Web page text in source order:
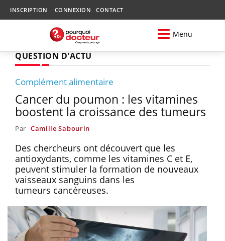
INSCRIPTION CONNEXION CONTACT
Menu
QUESTION D'ACTU
Complément alimentaire
Cancer du poumon : les vitamines
boostent la croissance des tumeurs
Par Camille Sabourin
Des chercheurs ont découvert que les
antioxydants, comme les vitamines C et E,
peuvent stimuler la formation de nouveaux
vaisseaux sanguins dans les
tumeurs cancéreuses.